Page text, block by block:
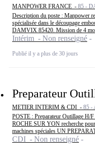
MANPOWER FRANCE - 85 -
Description du poste : Manpower
spécialisée dans le découpage
DAMVIX 85420. Mission de 4
Intérim - Non renseigné
Publié il y a plus de 30 jours
Preparateur
METIER INTERIM & CDI - 85 -
POSTE : Preparateur Outillage
ROCHE SUR YON recherche
machines spéciales UN
CDI - Non renseigné